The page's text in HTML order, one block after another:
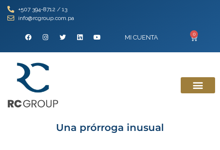
+507 394-8712 / 13
info@rcgroup.com.pa
MI CUENTA 0
Una prórroga inusual